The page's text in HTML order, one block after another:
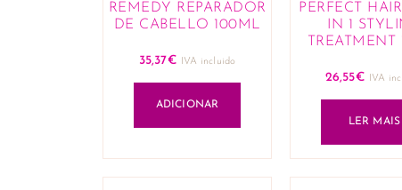
REMEDY REPARADOR
DE CABELLO 100ML
35,37€ IVA incluido
ADICIONAR
PERFECT
IN 1
TREATMENT
26,55€ IVA
LER MAIS